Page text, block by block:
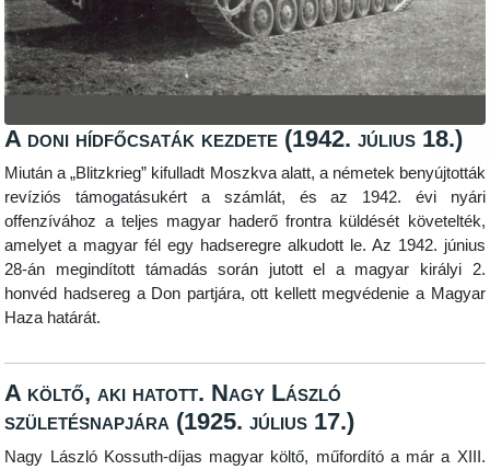
A doni hídfőcsaták kezdete (1942. július 18.)
Miután a „Blitzkrieg” kifulladt Moszkva alatt, a németek benyújtották
revíziós támogatásukért a számlát, és az 1942. évi nyári
offenzívához a teljes magyar haderő frontra küldését követelték,
amelyet a magyar fél egy hadseregre alkudott le. Az 1942. június
28-án megindított támadás során jutott el a magyar királyi 2.
honvéd hadsereg a Don partjára, ott kellett megvédenie a Magyar
Haza határát.
A költő, aki hatott. Nagy László
születésnapjára (1925. július 17.)
Nagy László Kossuth-díjas magyar költő, műfordító a már a XIII.